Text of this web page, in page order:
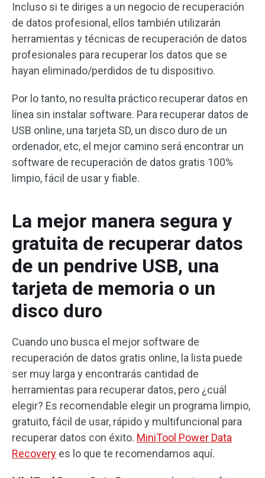
Incluso si te diriges a un negocio de recuperación
de datos profesional, ellos también utilizarán
herramientas y técnicas de recuperación de datos
profesionales para recuperar los datos que se
hayan eliminado/perdidos de tu dispositivo.
Por lo tanto, no resulta práctico recuperar datos en
línea sin instalar software. Para recuperar datos de
USB online, una tarjeta SD, un disco duro de un
ordenador, etc, el mejor camino será encontrar un
software de recuperación de datos gratis 100%
limpio, fácil de usar y fiable.
La mejor manera segura y
gratuita de recuperar datos
de un pendrive USB, una
tarjeta de memoria o un
disco duro
Cuando uno busca el mejor software de
recuperación de datos gratis online, la lista puede
ser muy larga y encontrarás cantidad de
herramientas para recuperar datos, pero ¿cuál
elegir? Es recomendable elegir un programa limpio,
gratuito, fácil de usar, rápido y multifuncional para
recuperar datos con éxito. MiniTool Power Data
Recovery es lo que te recomendamos aquí.